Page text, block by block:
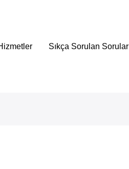
Sıkça Sorulan Sorular